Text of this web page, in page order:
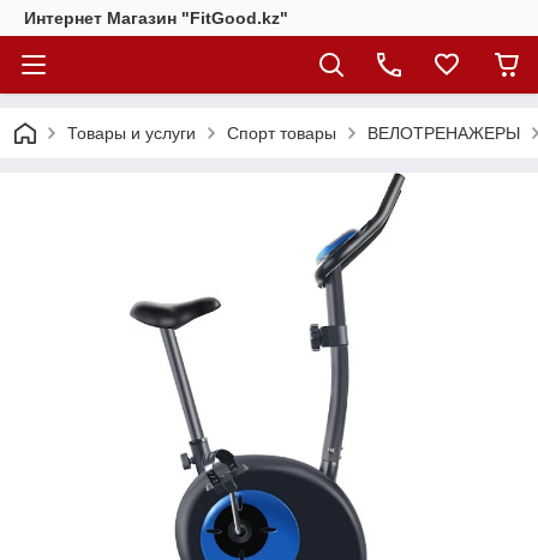
Интернет Магазин "FitGood.kz"
Товары и услуги Спорт товары ВЕЛОТРЕНАЖЕРЫ